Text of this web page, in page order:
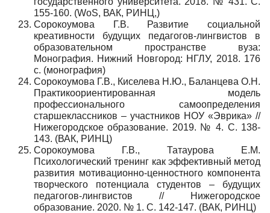
155-160. (WoS, ВАК, РИНЦ,)
Сорокоумова Г.В. Развитие социальной
креативности будущих педагогов-лингвистов в
образовательном пространстве вуза:
Монография. Нижний Новгород: НГЛУ, 2018. 176
с. (монография)
Сорокоумова Г.В., Киселева Н.Ю., Баланцева О.Н.
Практикоориентированная модель
профессионального самоопределения
старшеклассников – участников НОУ «Эврика» //
Нижегородское образование. 2019. № 4. С. 138-
143. (ВАК, РИНЦ)
Сорокоумова Г.В., Татаурова Е.М.
Психологический тренинг как эффективный метод
развития мотивационно-ценностного компонента
творческого потенциала студентов – будущих
педагогов-лингвистов // Нижегородское
образование. 2020. № 1. С. 142-147. (ВАК, РИНЦ)